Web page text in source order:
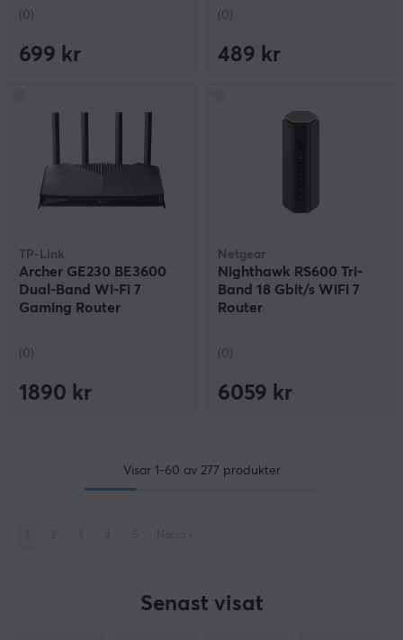
(0)
699 kr
(0)
489 kr
TP-Link
Archer GE230 BE3600
Dual-Band Wi-Fi 7
Gaming Router
(0)
1890 kr
Netgear
Nighthawk RS600 Tri-
Band 18 Gbit/s WiFi 7
Router
(0)
6059 kr
Visar 1-60 av 277 produkter
Senast visat